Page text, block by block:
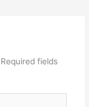
Required fields